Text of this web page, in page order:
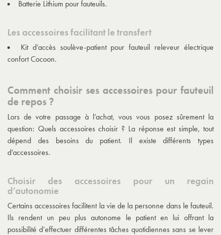
Batterie Lithium pour fauteuils.
Les accessoires facilitant le transfert
Kit d’accès soulève-patient pourfauteuil releveur électrique
confort Cocoon.
Comment choisir ses accessoires pour fauteuil
de repos ?
Lors de votre passage à l’achat, vous vous posez sûrement la
question: Quels accessoires choisir ? La réponse est simple, tout
dépend des besoins du patient. Il existe différents types
d’accessoires.
Choisir des accessoires pour un regain
d’autonomie
Certains accessoires facilitent la vie de la personne dans le fauteuil.
Ils rendent un peu plus autonome le patient en lui offrant la
possibilité d’effectuer différentes tâches quotidiennes sans se lever